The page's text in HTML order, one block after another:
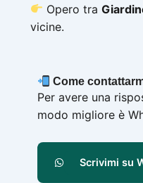
Opero tra
vicine.
Come
Per avere una
modo migliore è
Scrivimi su